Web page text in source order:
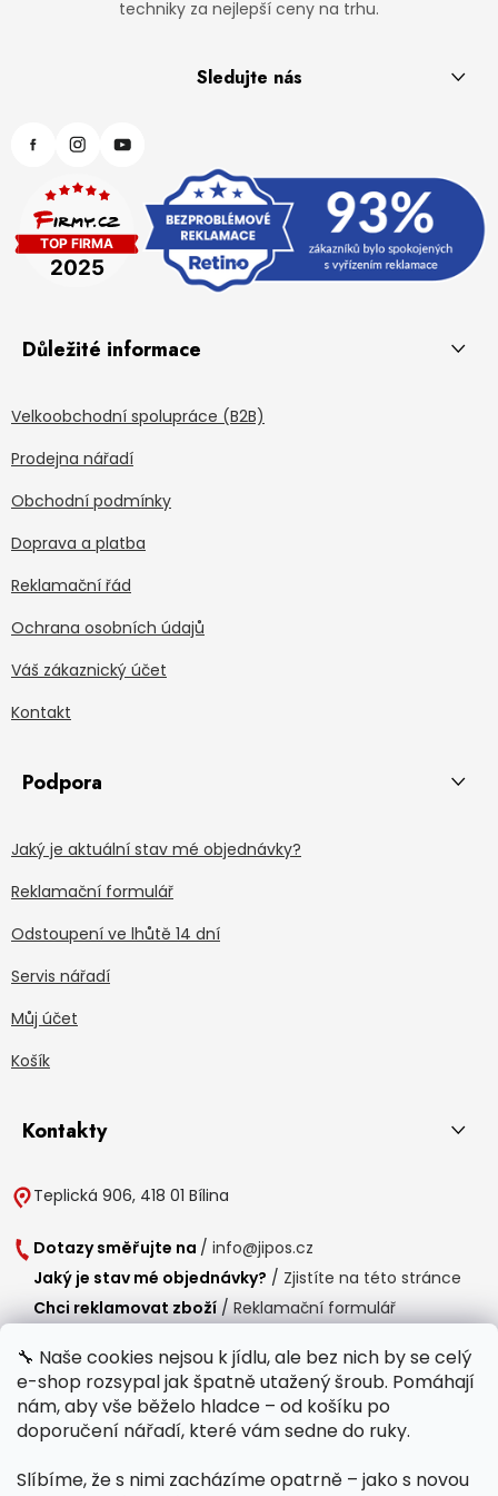
🔧 Naše cookies nejsou k jídlu, ale bez nich by se celý
e-shop rozsypal jak špatně utažený šroub. Pomáhají
nám, aby vše běželo hladce – od košíku po
doporučení nářadí, které vám sedne do ruky.
Slíbíme, že s nimi zacházíme opatrně – jako s novou
techniky za nejlepší ceny na trhu.
Sledujte nás
Důležité informace
Velkoobchodní spolupráce (B2B)
Prodejna nářadí
Obchodní podmínky
Doprava a platba
Reklamační řád
Ochrana osobních údajů
Váš zákaznický účet
Kontakt
Podpora
Jaký je aktuální stav mé objednávky?
Reklamační formulář
Odstoupení ve lhůtě 14 dní
Servis nářadí
Můj účet
Košík
Kontakty
Teplická 906, 418 01 Bílina
Dotazy směřujte na / info@jipos.cz
Jaký je stav mé objednávky? / Zjistíte na této stránce
Chci reklamovat zboží / Reklamační formulář
Provozní doba
Po-Čt /
8:00 - 15:00
Polední přestávka /11:00 - 11:30